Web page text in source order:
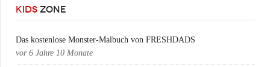
KIDS ZONE
Das kostenlose Monster-Malbuch von FRESHDADS
vor 6 Jahre 10 Monate